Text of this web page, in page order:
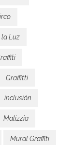
la Luz
Graffitti
inclusión
Malizzia
Mural Graffiti